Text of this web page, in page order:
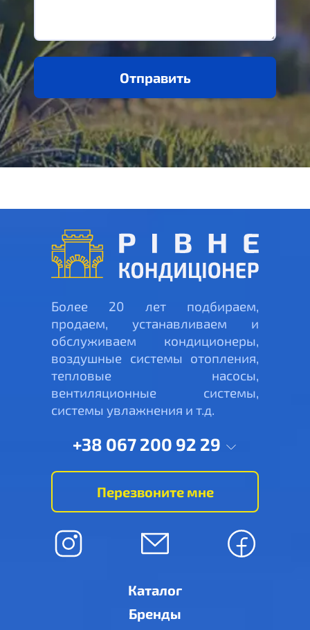
Отправить
Более 20 лет подбираем,
продаем, устанавливаем и
обслуживаем кондиционеры,
воздушные системы отопления,
тепловые насосы,
вентиляционные системы,
системы увлажнения и т.д.
+38 067 200 92 29
Перезвоните мне
Каталог
Бренды